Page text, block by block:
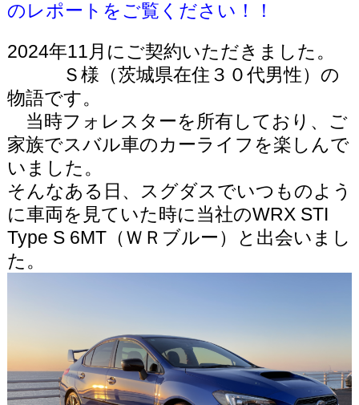
のレポートをご覧ください！！
2024年11月にご契約いただきました。
Ｓ様（茨城県在住３０代男性）の
物語です。
当時フォレスターを所有しており、ご
家族でスバル車のカーライフを楽しんで
いました。
そんなある日、スグダスでいつものよう
に車両を見ていた時に当社のWRX STI
Type S 6MT（ＷＲブルー）と出会いまし
た。